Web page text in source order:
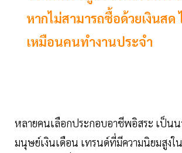
หากไม่สามารถซื้อด้วยเงินสด
เหมือนคนทำงานประจำ
หลายคนเลือกประกอบอาชีพอิสระ เป็นน
มนุษย์เงินเดือน เทรนด์ที่มีความนิยมสูงใ